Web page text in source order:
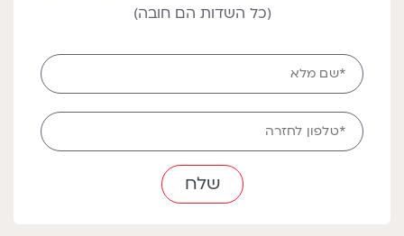
(כל השדות הם חובה)
Full
name
*שם מלא
טלפון
לחזרה
*טלפון לחזרה